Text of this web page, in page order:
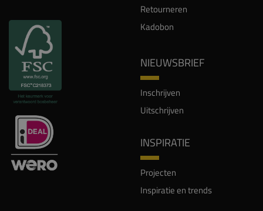
Retourneren
Kadobon
NIEUWSBRIEF
Inschrijven
Uitschrijven
INSPIRATIE
Projecten
Inspiratie en trends